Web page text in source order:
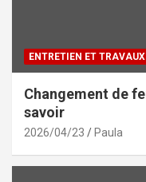
ENTRETIEN ET TRAVAUX
Changement de
savoir
2026/04/23 Paula